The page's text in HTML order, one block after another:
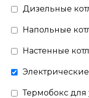
Дизельные
Напольные
Настенные
Термобокс для